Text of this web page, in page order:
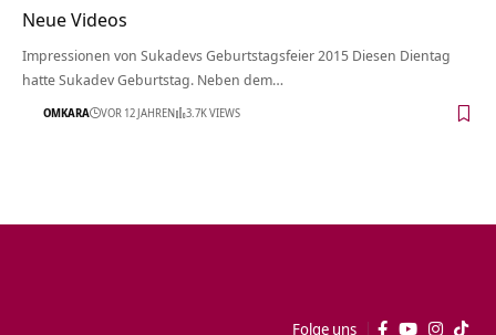
Neue Videos
Impressionen von Sukadevs Geburtstagsfeier 2015 Diesen Dientag
hatte Sukadev Geburtstag. Neben dem…
OMKARA VOR 12 JAHREN 3.7K VIEWS
Folge uns